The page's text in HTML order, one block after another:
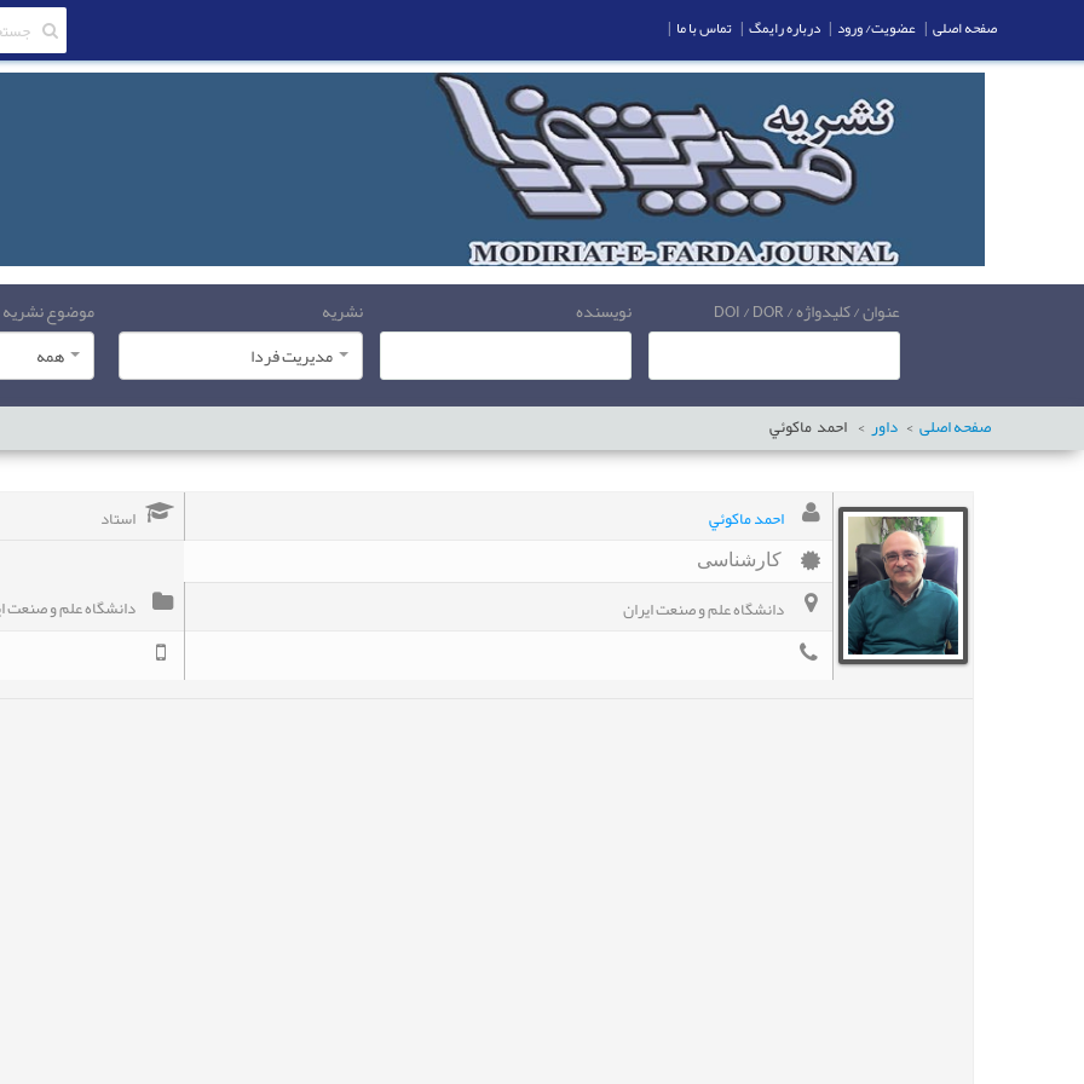
عنوان / کلیدواژه / DOI / DOR نویسنده
نشریه
مدیریت فردا
موضوع نشریه
همه
صفحه اصلی داور احمدماکوئي
احمد ماکوئي استاد
کارشناسی
دانشگاه علم و صنعت ايران دانشگاه علم و صنعت
صفحه اصلی | عضویت/ ورود | درباره رایمگ | تماس با ما |